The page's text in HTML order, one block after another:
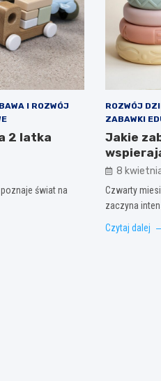
I ROZWÓJ
2 latka
świat na
ROZWÓJ
ZABAWKI
Jakie
8
Czwarty
zaczyna
Czytaj dalej